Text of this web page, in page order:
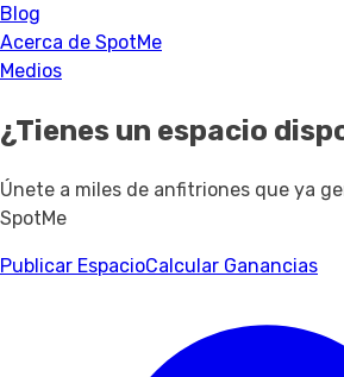
Blog
Acerca de SpotMe
Medios
¿Tienes un espacio
Únete a miles de anfitriones que ya
SpotMe
Publicar EspacioCalcular Ganancias